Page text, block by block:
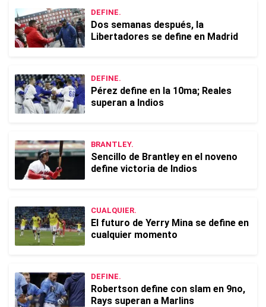
DEFINE.
Dos semanas después, la
Libertadores se define en Madrid
DEFINE.
Pérez define en la 10ma; Reales
superan a Indios
BRANTLEY.
Sencillo de Brantley en el noveno
define victoria de Indios
CUALQUIER.
El futuro de Yerry Mina se define en
cualquier momento
DEFINE.
Robertson define con slam en 9no,
Rays superan a Marlins